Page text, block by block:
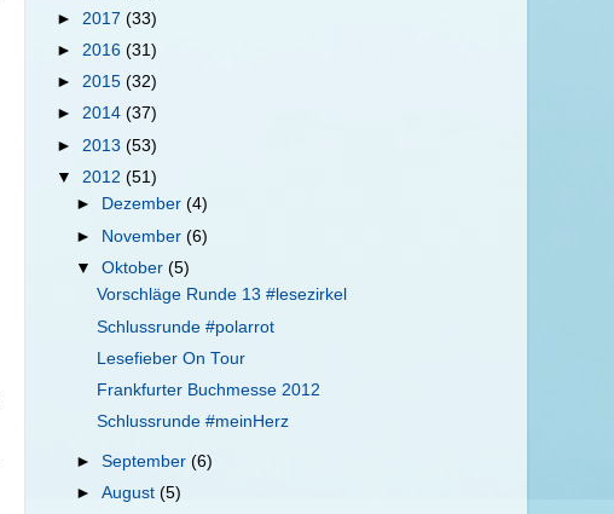
► 2017 (33)
► 2016 (31)
► 2015 (32)
► 2014 (37)
► 2013 (53)
▼ 2012 (51)
►
Dezember(4)
► November(6)
▼Oktober(5)
Vorschläge Runde 13 #lesezirkel
Schlussrunde #polarrot
Lesefieber On Tour
Frankfurter Buchmesse 2012
Schlussrunde #meinHerz
►September(6)
►August(5)